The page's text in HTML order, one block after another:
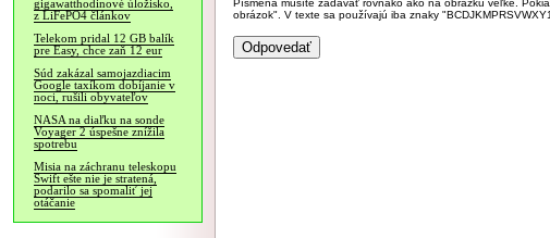
gigawatthodinové úložisko,
z LiFePO4 článkov
Telekom pridal 12 GB balík
pre Easy, chce zaň 12 eur
Súd zakázal samojazdiacim
Google taxíkom dobíjanie v
noci, rušili obyvateľov
NASA na diaľku na sonde
Voyager 2 úspešne znížila
spotrebu
Misia na záchranu teleskopu
Swift ešte nie je stratená,
podarilo sa spomaliť jej
otáčanie
Písmená musíte zadávať rovnako ako na obrázku veľké.
obrázok". V texte sa používajú iba znaky